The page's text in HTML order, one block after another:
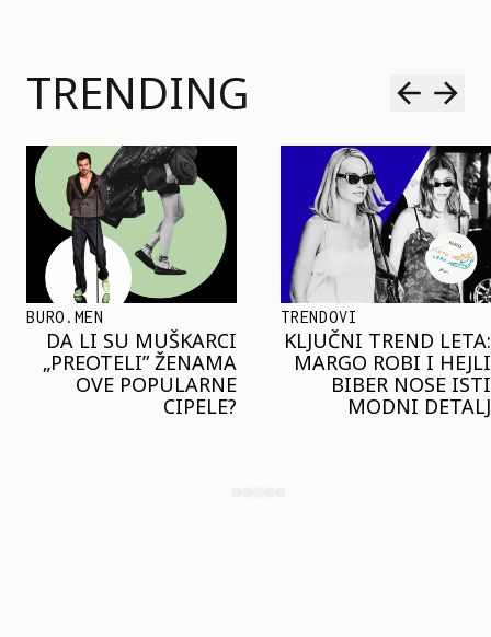
TRENDING
TRENDOVI
KLJUČNI TREND LETA:
MARGO ROBI I HEJLI
BIBER NOSE ISTI
MODNI DETALJ
SHOPPING
JOŠ JE RANO ZA JAKNE
– ALI U RESERVED JE
STIGAO MODEL KOJI
ĆE BITI VELIKI TREND